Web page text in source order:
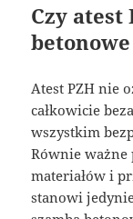
Czy atest
Atest PZH nie
całkowicie
wszystkim
Równie ważne
materiałów i
stanowi